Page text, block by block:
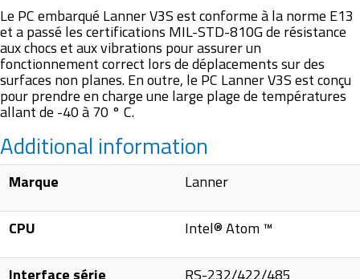
Le PC embarqué Lanner V3S est conforme à la norme E13
et a passé les certifications MIL-STD-810G de résistance
aux chocs et aux vibrations pour assurer un
fonctionnement correct lors de déplacements sur des
surfaces non planes. En outre, le PC Lanner V3S est conçu
pour prendre en charge une large plage de températures
allant de -40 à 70 ° C.
Additional information
Marque Lanner
CPU Intel® Atom ™